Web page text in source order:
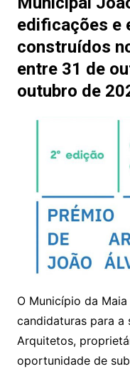
edificações e
construídos
entre 31 de
outubro de
O Município da
candidaturas para a
Arquitetos,
oportunidade de